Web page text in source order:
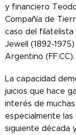
y financiero
Compañía de
caso del
Jewell (1892-
Argentino (FF.CC).
La capacidad
juicios que hace
interés de
especialmente
siguiente década